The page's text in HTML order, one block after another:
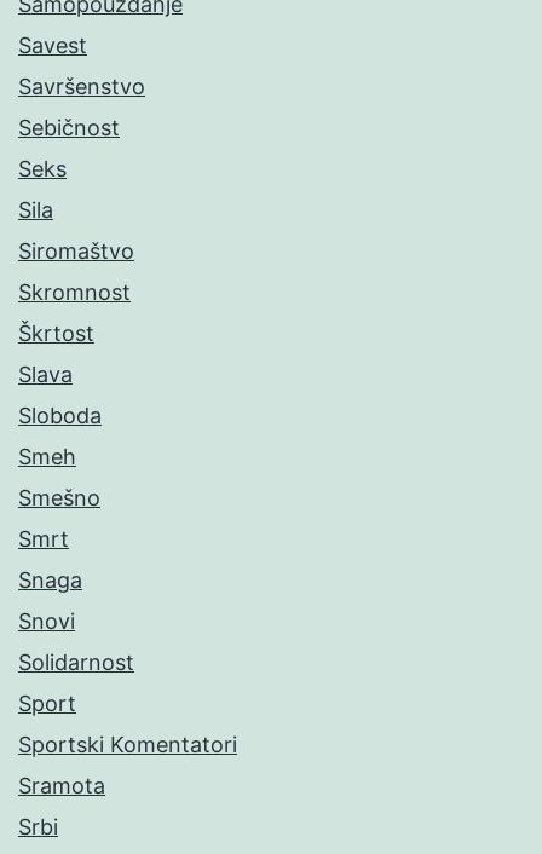
Savest
Savršenstvo
Sebičnost
Seks
Sila
Siromaštvo
Skromnost
Škrtost
Slava
Sloboda
Smeh
Smešno
Smrt
Snaga
Snovi
Solidarnost
Sport
Sportski Komentatori
Sramota
Srbi